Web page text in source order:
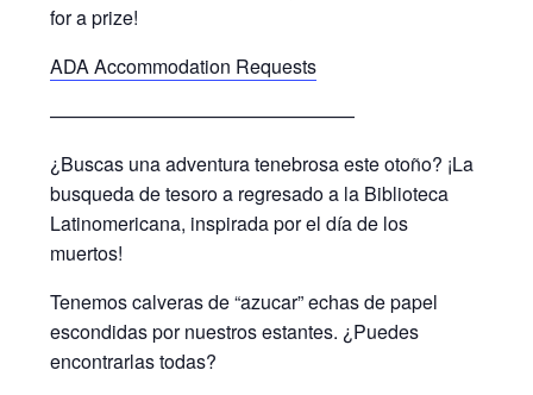
for a prize!
ADA Accommodation Requests
————————————————
¿Buscas una adventura tenebrosa este otoño? ¡La
busqueda de tesoro a regresado a la Biblioteca
Latinomericana, inspirada por el día de los
muertos!
Tenemos calveras de “azucar” echas de papel
escondidas por nuestros estantes. ¿Puedes
encontrarlas todas?